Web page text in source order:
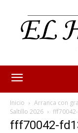
Inicio
Arranca con
Saltillo 2026
fff70042-